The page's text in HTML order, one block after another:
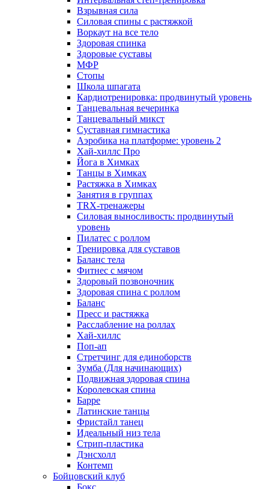
Взрывная сила
Силовая спины с растяжкой
Воркаут на все тело
Здоровая спинка
Здоровые суставы
МФР
Стопы
Школа шпагата
Кардиотренировка: продвинутый уровень
Танцевальная вечеринка
Танцевальный микст
Суставная гимнастика
Аэробика на платформе: уровень 2
Хай-хиллс Про
Йога в Химках
Танцы в Химках
Растяжка в Химках
Занятия в группах
TRX-тренажеры
Силовая выносливость: продвинутый
уровень
Пилатес с роллом
Тренировка для суставов
Баланс тела
Фитнес с мячом
Здоровый позвоночник
Здоровая спина с роллом
Баланс
Пресс и растяжка
Расслабление на роллах
Хай-хиллс
Поп-ап
Стретчинг для единоборств
Зумба (Для начинающих)
Подвижная здоровая спина
Королевская спина
Барре
Латинские танцы
Фристайл танец
Идеальный низ тела
Стрип-пластика
Дэнсхолл
Контемп
Бойцовский клуб